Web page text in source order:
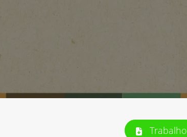
Trabalho